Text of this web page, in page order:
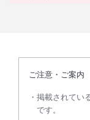
ご注意・ご案内
掲載されてい
です。